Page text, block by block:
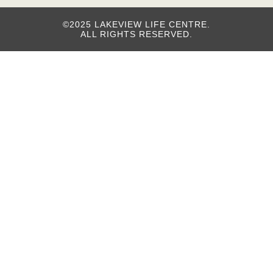
©2025 LAKEVIEW LIFE CENTRE.
ALL RIGHTS RESERVED.